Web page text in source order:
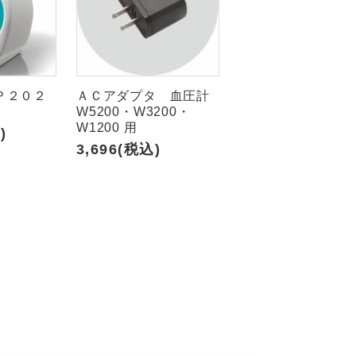
２０２
ＡＣアダプタ 血圧計
W5200・W3200・
W1200 用
3,696(税込)